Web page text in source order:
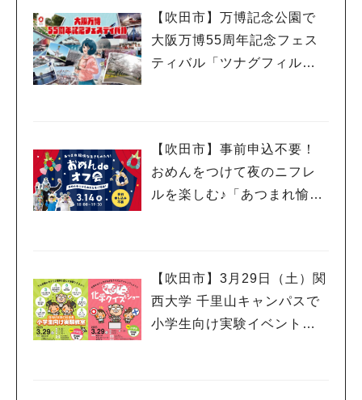
【吹田市】万博記念公園で
大阪万博55周年記念フェス
ティバル「ツナグフィルム1
【吹田市】事前申込不要！
おめんをつけて夜のニフレ
ルを楽しむ♪「あつまれ愉快
【吹田市】3月29日（土）関
西大学 千里山キャンパスで
小学生向け実験イベント、